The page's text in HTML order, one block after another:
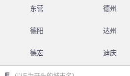
东营 德州
德阳 达州
德宏 迪庆